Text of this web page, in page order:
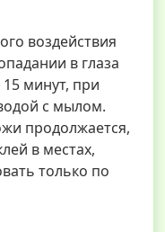
воздействия
в глаза
минут, при
с мылом.
продолжается,
в местах,
только по